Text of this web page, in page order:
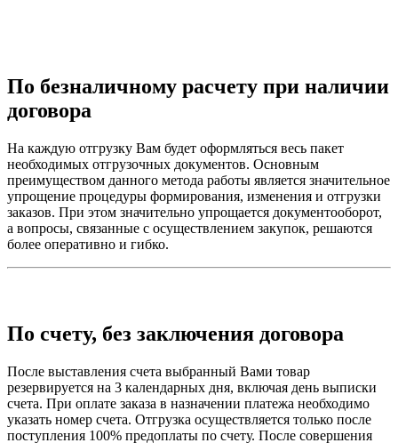
По безналичному расчету при наличии
договора
На каждую отгрузку Вам будет оформляться весь пакет
необходимых отгрузочных документов. Основным
преимуществом данного метода работы является значительное
упрощение процедуры формирования, изменения и отгрузки
заказов. При этом значительно упрощается документооборот,
а вопросы, связанные с осуществлением закупок, решаются
более оперативно и гибко.
По счету, без заключения договора
После выставления счета выбранный Вами товар
резервируется на 3 календарных дня, включая день выписки
счета. При оплате заказа в назначении платежа необходимо
указать номер счета. Отгрузка осуществляется только после
поступления 100% предоплаты по счету. После совершения